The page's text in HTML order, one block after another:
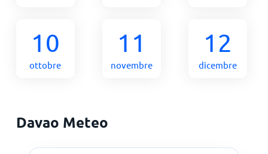
10
ottobre
11
novembre
12
dicembre
Davao Meteo